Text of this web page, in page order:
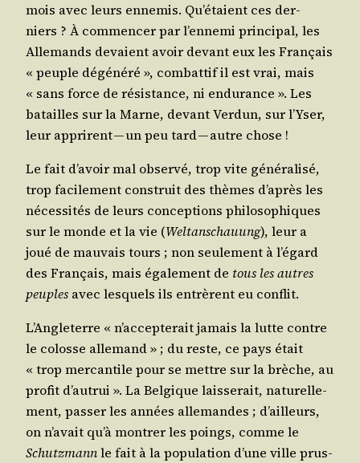
mois avec leurs enne­mis. Qu’étaient ces der­
niers ? À com­men­cer par l’ennemi prin­ci­pal, les
Alle­mands devaient avoir devant eux les Fran­çais
« peuple dégé­né­ré », com­bat­tif il est vrai, mais
« sans force de résis­tance, ni endu­rance ». Les
batailles sur la Marne, devant Ver­dun, sur l’Yser,
leur apprirent — un peu tard — autre chose !
Le fait d’avoir mal obser­vé, trop vite géné­ra­li­sé,
trop faci­le­ment construit des thèmes d’après les
néces­si­tés de leurs concep­tions phi­lo­so­phiques
sur le monde et la vie (Wel­tan­schauung), leur a
joué de mau­vais tours ; non seule­ment à l’égard
des Fran­çais, mais éga­le­ment de tous les autres
peuples avec les­quels ils entrèrent eu conflit.
L’Angleterre « n’accepterait jamais la lutte contre
le colosse alle­mand » ; du reste, ce pays était
« trop mer­can­tile pour se mettre sur la brèche, au
pro­fit d’autrui ». La Bel­gique lais­se­rait, natu­rel­le­
ment, pas­ser les années alle­mandes ; d’ailleurs,
on n’avait qu’à mon­trer les poings, comme le
Schutz­mannle fait à la popu­la­tion d’une ville prus­